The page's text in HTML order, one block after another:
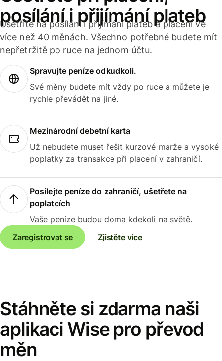
posílání i přijímání plateb
Ušetříte na posílání i přijímání plateb a placení ve
více než 40 měnách. Všechno potřebné budete mít
nepřetržitě po ruce na jednom účtu.
Spravujte peníze odkudkoli.
Své měny budete mít vždy po ruce a můžete je
rychle převádět na jiné.
Mezinárodní debetní karta
Už nebudete muset řešit kurzové marže a vysoké
poplatky za transakce při placení v zahraničí.
Posílejte peníze do zahraničí, ušetřete na
poplatcích
Vaše peníze budou doma kdekoli na světě.
Zaregistrovat se
Zjistěte více
Stáhněte si zdarma naši
aplikaci Wise pro převod
měn